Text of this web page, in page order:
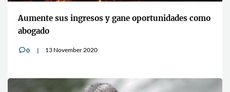
Aumente sus ingresos y gane oportunidades como
abogado
v0 13 November 2020